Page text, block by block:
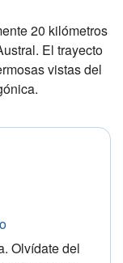
20 kilómetros
El trayecto
vistas del
Olvídate del